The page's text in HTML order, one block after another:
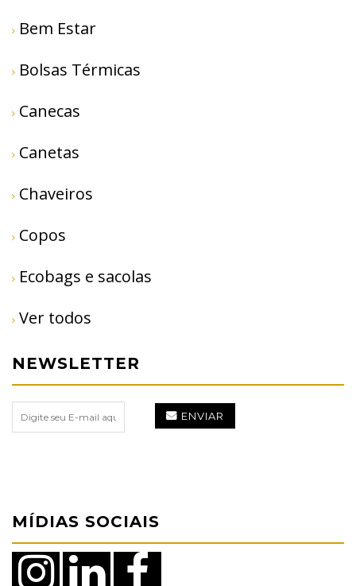
Bem Estar
Bolsas Térmicas
Canecas
Canetas
Chaveiros
Copos
Ecobags e sacolas
Ver todos
NEWSLETTER
ENVIAR
MÍDIAS SOCIAIS